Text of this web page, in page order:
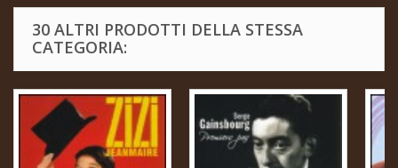
30 ALTRI PRODOTTI DELLA STESSA
CATEGORIA: